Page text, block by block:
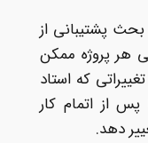
بحث پشتیبانی از
هر پروژه ممکن
که استاد
پس از اتمام کار
دهد.